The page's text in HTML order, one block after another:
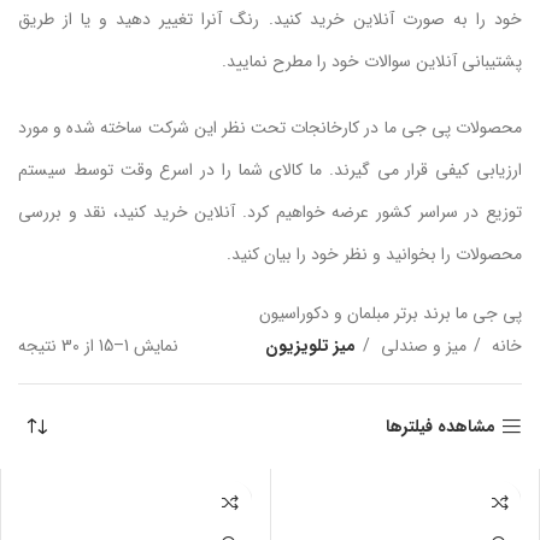
خود را به صورت آنلاین خرید کنید. رنگ آنرا تغییر دهید و یا از طریق
پشتیبانی آنلاین سوالات خود را مطرح نمایید.
محصولات پی جی ما در کارخانجات تحت نظر این شرکت ساخته شده و مورد
ارزیابی کیفی قرار می گیرند. ما کالای شما را در اسرع وقت توسط سیستم
توزیع در سراسر کشور عرضه خواهیم کرد. آنلاین خرید کنید، نقد و بررسی
محصولات را بخوانید و نظر خود را بیان کنید.
پی جی ما برند برتر مبلمان و دکوراسیون
خانه
میز و صندلی میز تلویزیون نمایش 1–15 از 30 نتیجه
مشاهده فیلترها